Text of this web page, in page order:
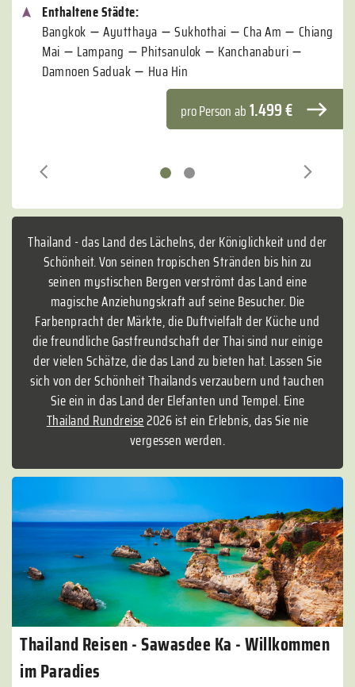
Enthaltene Städte:
Bangkok
Ayutthaya Sukhothai Cha Am
Chiang
Mai
Lampang Phitsanulok
Kanchanaburi
Damnoen Saduak
Hua Hin
pro Personab1.499 €
zurück weiter
Thailand - das Land des Lächelns, der Königlichkeit und der
Schönheit. Von seinen tropischen Stränden bis hin zu
seinen mystischen Bergen verströmt das Land eine
magische Anziehungskraft auf seine Besucher. Die
Farbenpracht der Märkte, die Duftvielfalt der Küche und
die freundliche Gastfreundschaft der Thai sind nur einige
der vielen Schätze, die das Land zu bieten hat. Lassen Sie
sich von der Schönheit Thailands verzaubern und tauchen
Sie ein in das Land der Elefanten und Tempel. Eine
Thailand Rundreise2026 ist ein Erlebnis, das Sie nie
vergessen werden.
Thailand Reisen - Sawasdee Ka - Willkommen
im Paradies